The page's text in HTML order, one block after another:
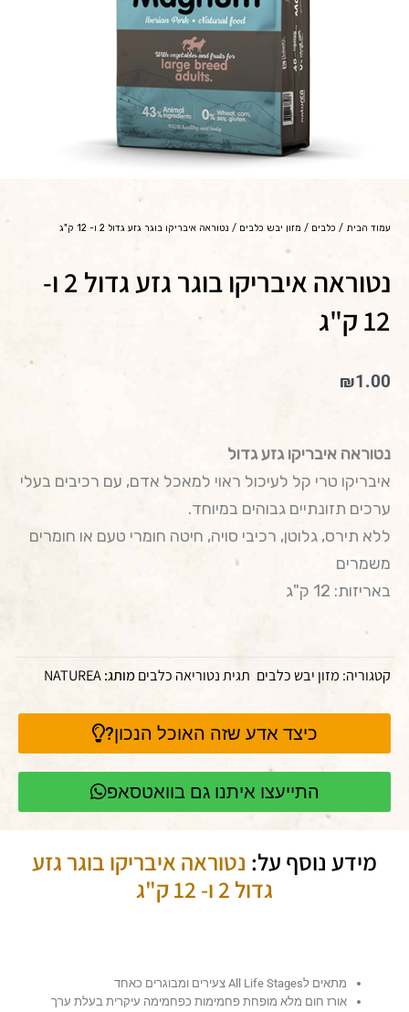
עמוד הבית / כלבים / מזון יבש כלבים / נטוראה איבריקו בוגר גזע גדול 2 ו- 12 ק"ג
נטוראה איבריקו בוגר גזע גדול 2 ו-
12 ק"ג
₪1.00
נטוראה איבריקו גזע גדול
איבריקו טרי קל לעיכול ראוי למאכל אדם, עם רכיבים בעלי
ערכים תזונתיים גבוהים במיוחד.
ללא תירס, גלוטן, רכיבי סויה, חיטה חומרי טעם או חומרים
משמרים
באריזות: 12 ק"ג
קטגוריה: מזון יבש כלבים תגיתנטוריאה כלבים מותג:NATUREA
כיצד אדע שזה האוכל הנכון?
התייעצו איתנו גם בוואטסאפ
מידע נוסף על: נטוראה איבריקו בוגר גזע
גדול 2 ו- 12 ק"ג
מתאים לAll Life Stages צעירים ומבוגרים כאחד
אורז חום מלא מופחת פחמימות כפחמימה עיקרית בעלת ערך